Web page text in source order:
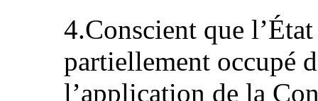
4.Conscient que
partiellement occupé
l’application de la